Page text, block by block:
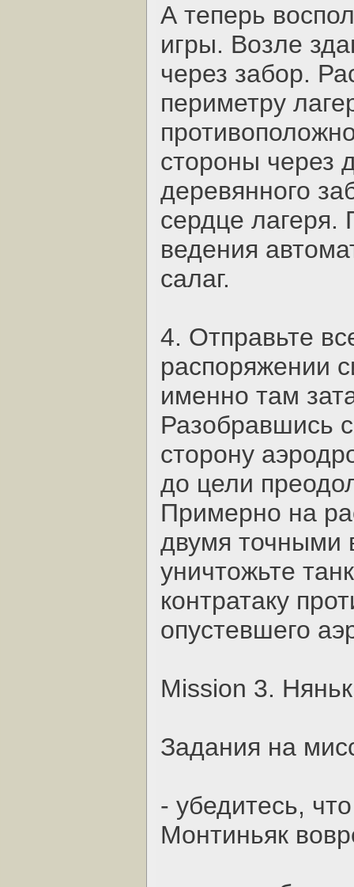
А теперь
игры. Возле
через забор.
периметру
стороны через
деревянного
сердце
ведения
салаг.
4. Отправьте
распоряжении
именно там
Разобравшись
сторону
до цели
Примерно на
двумя точными
уничтожьте
контратаку
опустевшего
Mission 3.
Задания на
- убедитесь,
Монтиньяк